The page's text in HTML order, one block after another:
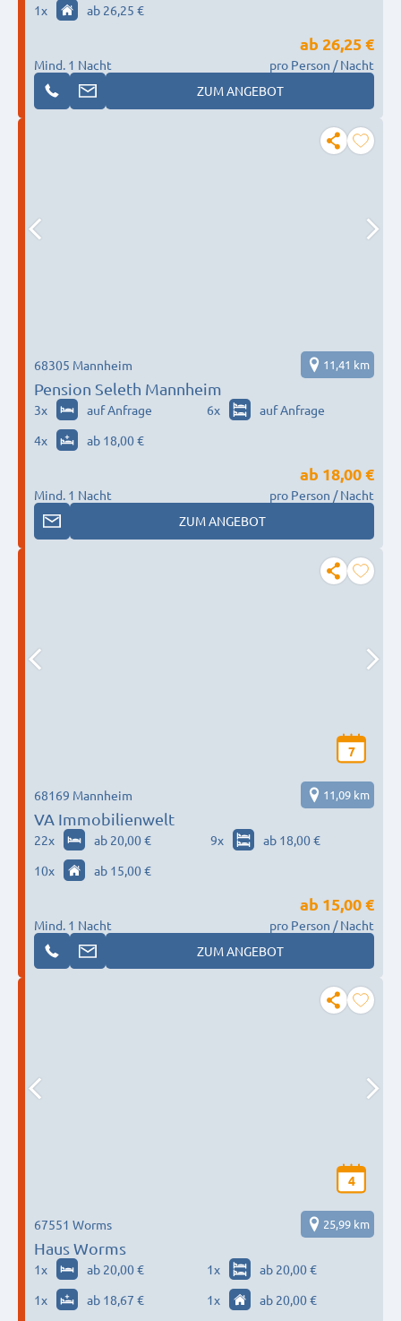
1x ab 26,25 €
Mind. 1 Nacht
ab 26,25 €
pro Person / Nacht
ZUM ANGEBOT
Pension Seleth Mannheim
68305 Mannheim 11,41 km
3x auf Anfrage 6x
auf Anfrage
4x ab 18,00 €
Mind. 1 Nacht
ab 18,00 €
pro Person / Nacht
ZUM ANGEBOT
7
VA Immobilienwelt
68169 Mannheim 11,09 km
22x ab 20,00 € 9x
ab 18,00 €
10x ab 15,00 €
Mind. 1 Nacht
ab 15,00 €
pro Person / Nacht
ZUM ANGEBOT
4
Haus Worms
67551 Worms 25,99 km
1x ab 20,00 € 1x
ab 20,00 €
1x ab 18,67 € 1x ab 20,00 €